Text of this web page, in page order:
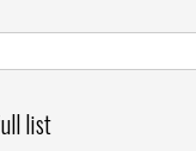
list